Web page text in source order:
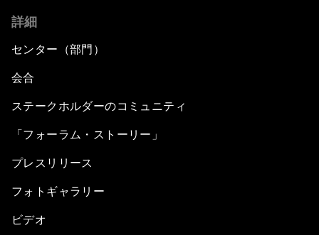
詳細
センター（部門）
会合
ステークホルダーのコミュニティ
「フォーラム・ストーリー」
プレスリリース
フォトギャラリー
ビデオ